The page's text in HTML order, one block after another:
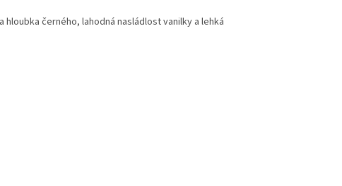
černého, lahodná nasládlost vanilky a lehká